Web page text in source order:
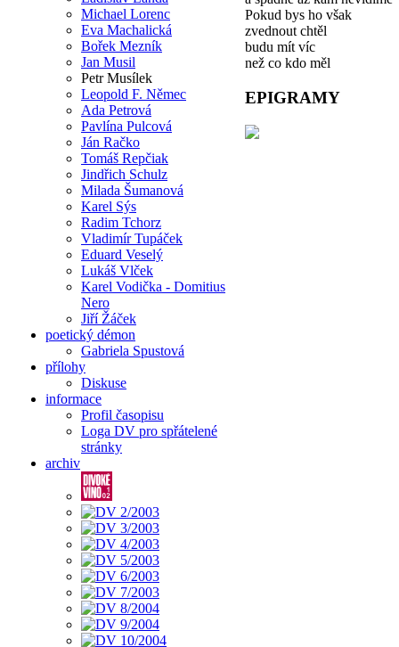
Michael Lorenc
Eva Machalická
Bořek Mezník
Jan Musil
Petr Musílek
Leopold F. Němec
Ada Petrová
Pavlína Pulcová
Ján Račko
Tomáš Repčiak
Jindřich Schulz
Milada Šumanová
Karel Sýs
Radim Tchorz
Vladimír Tupáček
Eduard Veselý
Lukáš Vlček
Karel Vodička - Domitius
Nero
Jiří Žáček
poetický démon
Gabriela Spustová
přílohy
Diskuse
informace
Profil časopisu
Loga DV pro spřátelené
stránky
archiv
Pokud bys ho však
zvednout chtěl
budu mít víc
než co kdo měl
EPIGRAMY